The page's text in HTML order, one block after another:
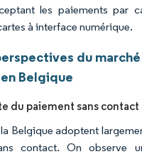
les paiements par
à interface numérique.
du
Belgique
du paiement sans contact
Belgique adoptent
contact. On observe